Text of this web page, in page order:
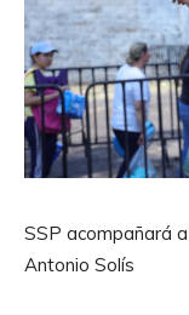
SSP acompañará
Antonio Solís